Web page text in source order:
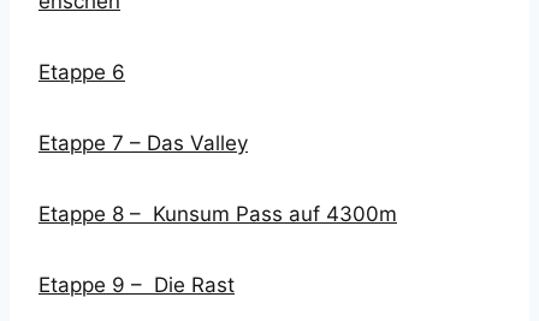
Etappe 6
Etappe 7 – Das Valley
Etappe 8 – Kunsum Pass auf 4300m
Etappe 9 – Die Rast